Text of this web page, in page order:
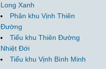
Long Xanh
Phân khu Vịnh Thiên
Đường
Tiểu khu Thiên Đường
Nhiệt Đới
Tiểu khu Vịnh Bình Minh